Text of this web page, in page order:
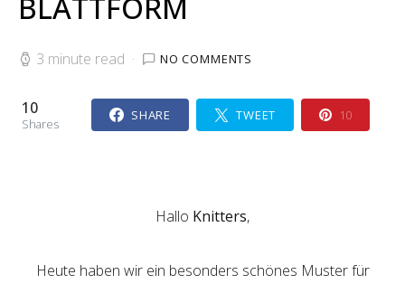
3 minute read NO COMMENTS
10
Shares
SHARE TWEET 10
Hallo Knitters,
Heute haben wir ein besonders schönes Muster für